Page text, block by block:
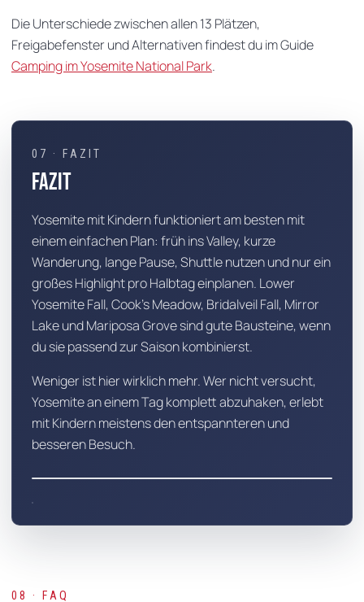
Die Unterschiede zwischen allen 13 Plätzen,
Freigabefenster und Alternativen findest du im Guide
Camping im Yosemite National Park.
07 · FAZIT
Fazit
Yosemite mit Kindern funktioniert am besten mit
einem einfachen Plan: früh ins Valley, kurze
Wanderung, lange Pause, Shuttle nutzen und nur ein
großes Highlight pro Halbtag einplanen. Lower
Yosemite Fall, Cook's Meadow, Bridalveil Fall, Mirror
Lake und Mariposa Grove sind gute Bausteine, wenn
du sie passend zur Saison kombinierst.
Weniger ist hier wirklich mehr. Wer nicht versucht,
Yosemite an einem Tag komplett abzuhaken, erlebt
mit Kindern meistens den entspannteren und
besseren Besuch.
08 · FAQ